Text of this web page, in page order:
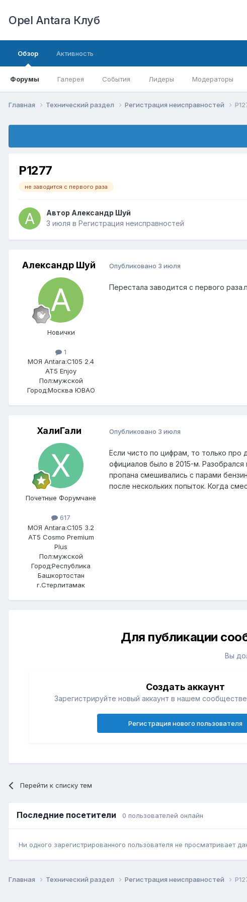
Opel Antara Клуб
Обзор
Форумы Галерея События Лидеры Модераторы
Активность
Главная Технический раздел Регистрация неисправностей
P1277
не заводится с первого раза
Автор Александр Шуй
3 июля в Регистрация неисправностей
Александр Шуй
Новички
1
МОЯ Antara:C105 2.4
AT5 Enjoy
Пол:мужской
Город:Москва ЮВАО
Опубликовано 3 июля
Перестала заводится с первого
ХалиГали
Почетные Форумчане
617
МОЯ Antara:C105 3.2
AT5 Cosmo Premium
Plus
Пол:мужской
Город:Республика
Башкортостан
г.Стерлитамак
Опубликовано 3 июля
Если чисто по цифрам, то только
официалов было в 2015-м.
пропана смешивались с парами
после нескольких попыток. Когда
Для публикации
Вы
Создать аккаунт
Зарегистрируйте новый аккаунт в нашем
Регистрация нового пользователя
Перейти к списку тем
Последние посетители 0 пользователей онлайн
Ни одного зарегистрированного пользователя не просматривает
Главная Технический раздел Регистрация неисправностей